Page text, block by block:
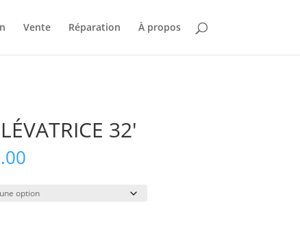
Vente Réparation À propos
32′
Plage
prix :
$360.00